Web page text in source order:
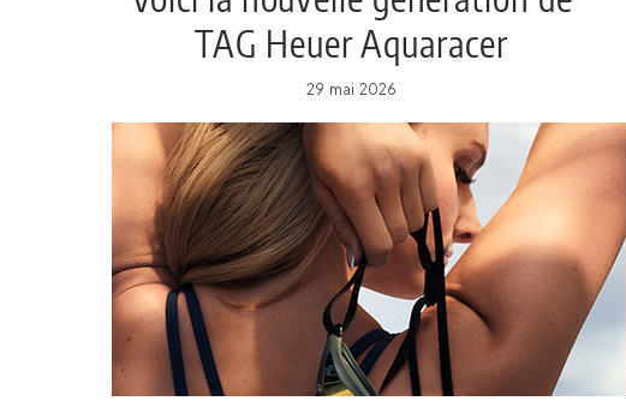
TAG Heuer Aquaracer
Professional Solargraph
29 mai 2026